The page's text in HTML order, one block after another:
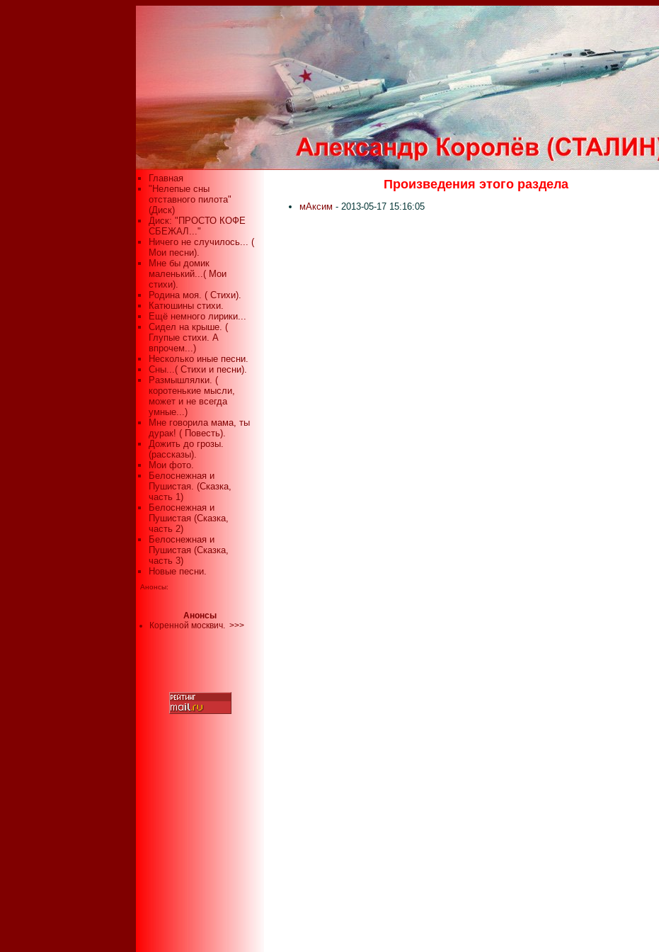
Главная
"Нелепые сны
отставного пилота"
(Диск)
Диск: "ПРОСТО КОФЕ
СБЕЖАЛ..."
Ничего не случилось... (
Мои песни).
Мне бы домик
маленький...( Мои
стихи).
Родина моя. ( Стихи).
Катюшины стихи.
Ещё немного лирики...
Сидел на крыше. (
Глупые стихи. А
впрочем...)
Несколько иные песни.
Сны...( Стихи и песни).
Размышлялки. (
коротенькие мысли,
может и не всегда
умные...)
Мне говорила мама, ты
дурак! ( Повесть).
Дожить до грозы.
(рассказы).
Мои фото.
Белоснежная и
Пушистая. (Сказка,
часть 1)
Белоснежная и
Пушистая (Сказка,
часть 2)
Белоснежная и
Пушистая (Сказка,
часть 3)
Новые песни.
Анонсы:
Анонсы
Коренной москвич. >>>
Произведения этого раздела
мАксим - 2013-05-17 15:16:05